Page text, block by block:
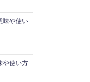
味や使い
や使い方